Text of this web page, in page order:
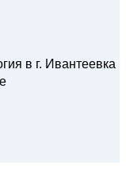
в г. Ивантеевка